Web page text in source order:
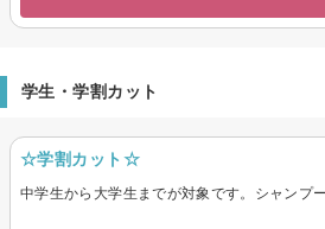
学生・学割カット
☆学割カット☆
中学生から大学生までが対象です。シャンプ